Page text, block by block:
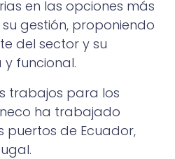
en las opciones más
gestión, proponiendo
del sector y su
funcional.
trabajos para los
ha trabajado
puertos de Ecuador,